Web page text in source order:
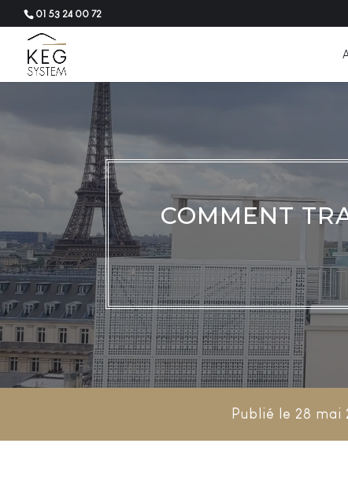
01 53 24 00 72
COMMENT
Publié le 28 mai